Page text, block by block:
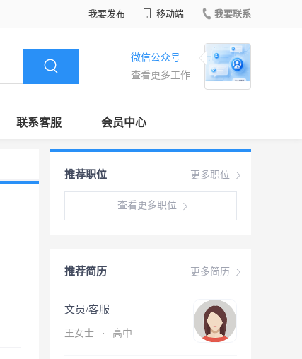
我要发布 移动端 我要联系
微信公众号
查看更多工作
联系客服 会员中心
更多职位
推荐职位
查看更多职位
更多简历
推荐简历
文员/客服
王女士 · 高中